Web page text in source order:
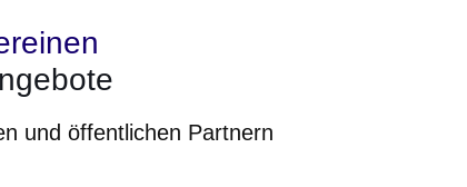
und öffentlichen Partnern